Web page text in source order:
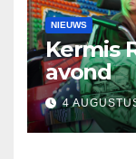
NIEUWS
Kermis
avond
4